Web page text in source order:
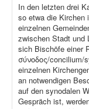
In den letzten drei
so etwa die Kirchen
einzelnen
zwischen Stadt und
sich Bischöfe einer
σύνοδος/concilium/
einzelnen
an notwendigen
auf den synodalen
Gespräch ist,